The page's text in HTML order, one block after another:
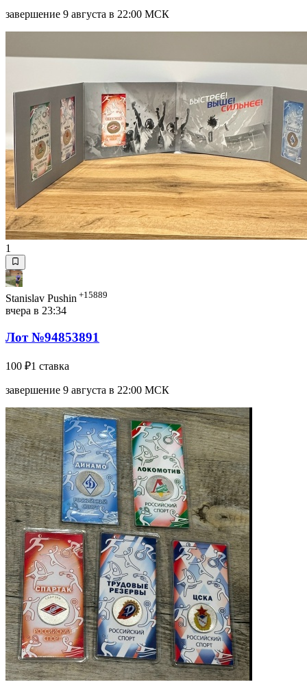
завершение 9 августа в 22:00 МСК
1
Stanislav Pushin +15889
вчера в 23:34
Лот №94853891
100 ₽1 ставка
завершение 9 августа в 22:00 МСК